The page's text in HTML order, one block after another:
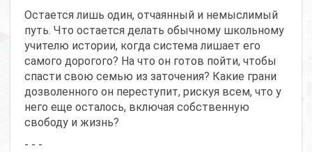
Остается лишь один, отчаянный и немыслимый
путь. Что остается делать обычному школьному
учителю истории, когда система лишает его
самого дорогого? На что он готов пойти, чтобы
спасти свою семью из заточения? Какие грани
дозволенного он переступит, рискуя всем, что у
него еще осталось, включая собственную
свободу и жизнь?
- - -